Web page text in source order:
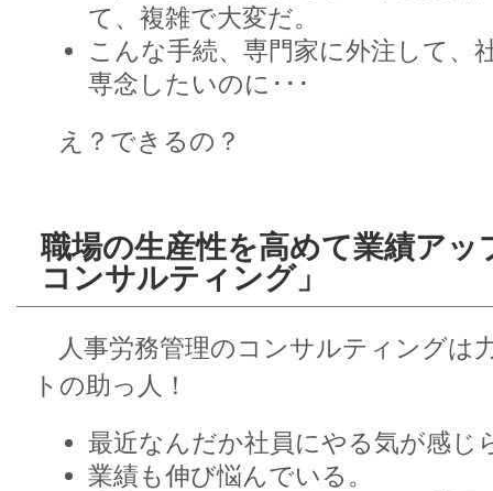
て、複雑で大変だ。
こんな手続、専門家に外注して、
専念したいのに･･･
え？できるの？
職場の生産性を高めて業績アッ
コンサルティング」
人事労務管理のコンサルティングは
トの助っ人！
最近なんだか社員にやる気が感じ
業績も伸び悩んでいる。